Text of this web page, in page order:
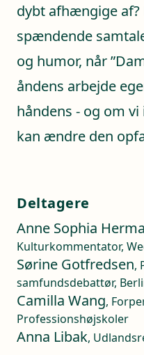
dybt afhængige af?
spændende
og humor, når
åndens arbejde
håndens - og om
kan ændre den
Deltagere
Anne Sophia
Kulturkommentator,
Sørine Gotfredsen,
samfundsdebattør,
Camilla Wang,
Professionshøjskoler
Anna Libak,